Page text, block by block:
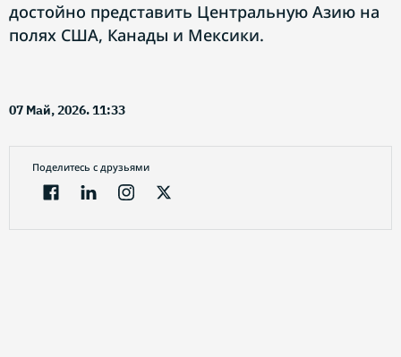
достойно представить Центральную Азию на
полях США, Канады и Мексики.
07 Май, 2026. 11:33
Поделитесь с друзьями